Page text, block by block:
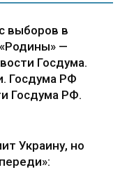
выборов в
—
Госдума.
Госдума РФ
Госдума РФ.
Украину, но